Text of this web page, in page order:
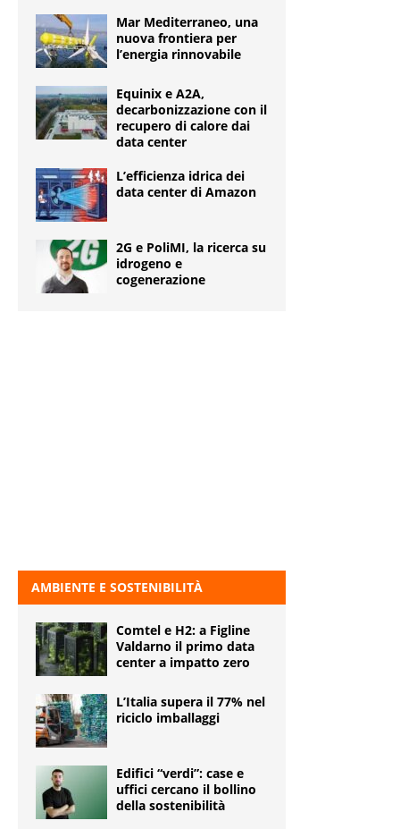
Mar Mediterraneo, una
nuova frontiera per
l’energia rinnovabile
Equinix e A2A,
decarbonizzazione con il
recupero di calore dai
data center
L’efficienza idrica dei
data center di Amazon
2G e PoliMI, la ricerca su
idrogeno e
cogenerazione
AMBIENTE E SOSTENIBILITÀ
Comtel e H2: a Figline
Valdarno il primo data
center a impatto zero
L’Italia supera il 77% nel
riciclo imballaggi
Edifici “verdi”: case e
uffici cercano il bollino
della sostenibilità